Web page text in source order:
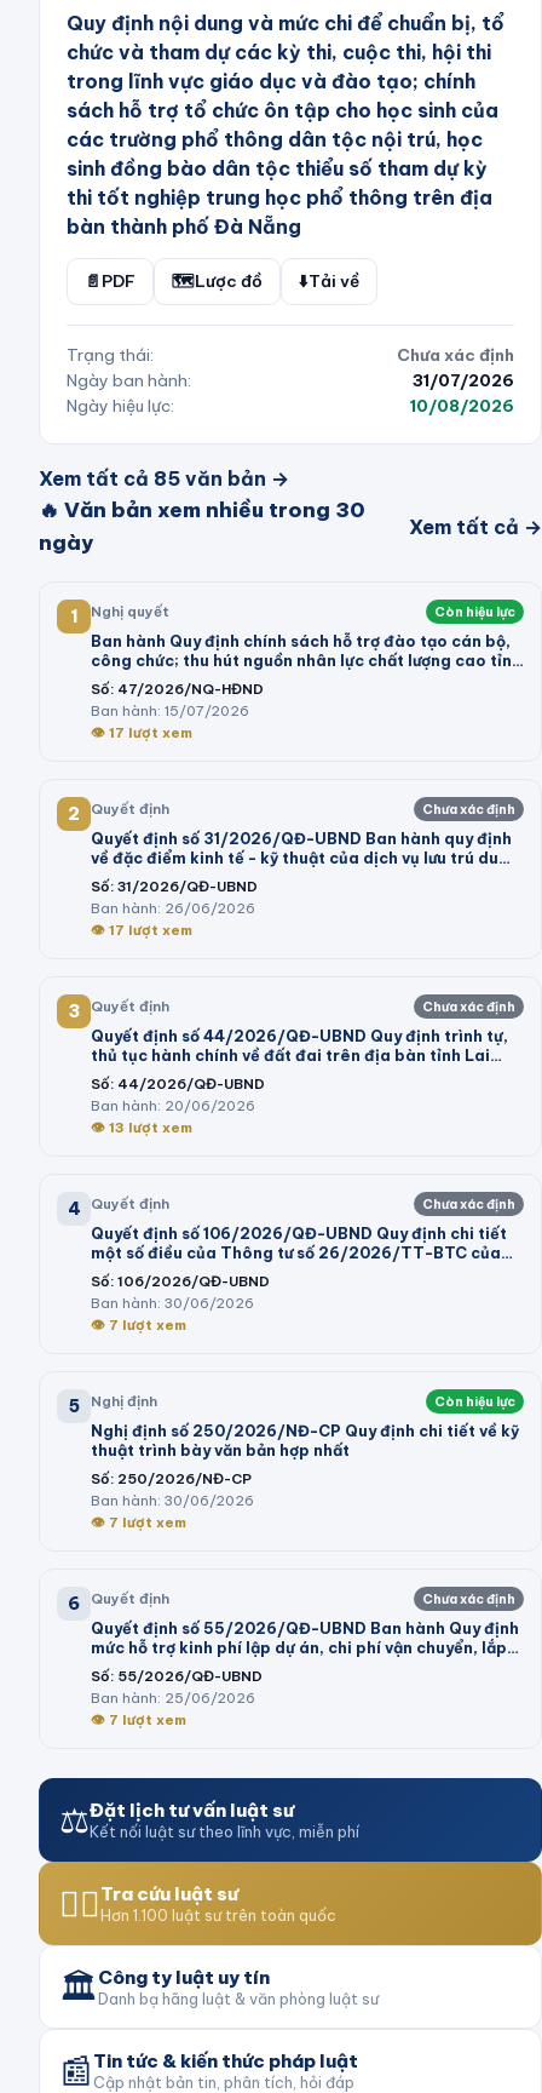
Quy định nội dung và mức chi để chuẩn bị, tổ
chức và tham dự các kỳ thi, cuộc thi, hội thi
trong lĩnh vực giáo dục và đào tạo; chính
sách hỗ trợ tổ chức ôn tập cho học sinh của
các trường phổ thông dân tộc nội trú, học
sinh đồng bào dân tộc thiểu số tham dự kỳ
thi tốt nghiệp trung học phổ thông trên địa
bàn thành phố Đà Nẵng
📄 PDF 🗺️Lược đồ ⬇️Tải về
Trạng thái:
Chưa xác định
Ngày ban hành:
31/07/2026
Ngày hiệu lực:
10/08/2026
Xem tất cả 85 văn bản →
🔥 Văn bản xem nhiều trong 30
ngày
Xem tất cả →
1 Nghị quyết Còn hiệu lực
Ban hành Quy định chính sách hỗ trợ đào tạo cán bộ,
công chức; thu hút nguồn nhân lực chất lượng cao tỉnh
Vĩnh Long giai đoạn 2026 - 2030
Số: 47/2026/NQ-HĐND
Ban hành: 15/07/2026
👁 17 lượt xem
2 Quyết định Chưa xác định
Quyết định số 31/2026/QĐ-UBND Ban hành quy định
về đặc điểm kinh tế - kỹ thuật của dịch vụ lưu trú du
lịch; dịch vụ tham quan tại khu du lịch thực hiện kê
khai giá trên địa bàn tỉnh Lâm Đồng
Số: 31/2026/QĐ-UBND
Ban hành: 26/06/2026
👁 17 lượt xem
3 Quyết định Chưa xác định
Quyết định số 44/2026/QĐ-UBND Quy định trình tự,
thủ tục hành chính về đất đai trên địa bàn tỉnh Lai
Châu
Số: 44/2026/QĐ-UBND
Ban hành: 20/06/2026
👁 13 lượt xem
4 Quyết định Chưa xác định
Quyết định số 106/2026/QĐ-UBND Quy định chi tiết
một số điều của Thông tư số 26/2026/TT-BTC của
Bộ trưởng Bộ Tài chính hướng dẫn thi hành một số điều
của Nghị định số 73/2026/NĐ-CP ngày 10 tháng 3
năm 2026 của Chính phủ quy định chi tiết và hướng
dẫn thi hành một số điều của Luật Ngân sách nhà nước
Số: 106/2026/QĐ-UBND
Ban hành: 30/06/2026
👁 7 lượt xem
5 Nghị định Còn hiệu lực
Nghị định số 250/2026/NĐ-CP Quy định chi tiết về kỹ
thuật trình bày văn bản hợp nhất
Số: 250/2026/NĐ-CP
Ban hành: 30/06/2026
👁 7 lượt xem
6 Quyết định Chưa xác định
Quyết định số 55/2026/QĐ-UBND Ban hành Quy định
mức hỗ trợ kinh phí lập dự án, chi phí vận chuyển, lắp
đặt máy móc, dây chuyền thiết bị vào cụm công
nghiệp theo Nghị định số 32/2024/NĐ-CP của Chính
phủ và trình tự, thủ tục thực hiện chính sách hỗ trợ tại
Nghị quyết số 05/2026/NQ-HĐND của Hội đồng nhân
Số: 55/2026/QĐ-UBND
Ban hành: 25/06/2026
👁 7 lượt xem
⚖️Đặt lịch tư vấn luật sư
Kết nối luật sư theo lĩnh vực, miễn phí
👨‍⚖️Tra cứu luật sư
Hơn 1.100 luật sư trên toàn quốc
🏛️Công ty luật uy tín
Danh bạ hãng luật & văn phòng luật sư
📰 Tin tức & kiến thức pháp luật
Cập nhật bản tin, phân tích, hỏi đáp